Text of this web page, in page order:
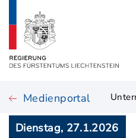
Medienportal
Dienstag, 27.1.2026